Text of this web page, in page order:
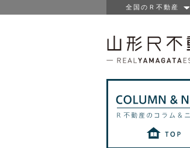
全国のＲ不動産